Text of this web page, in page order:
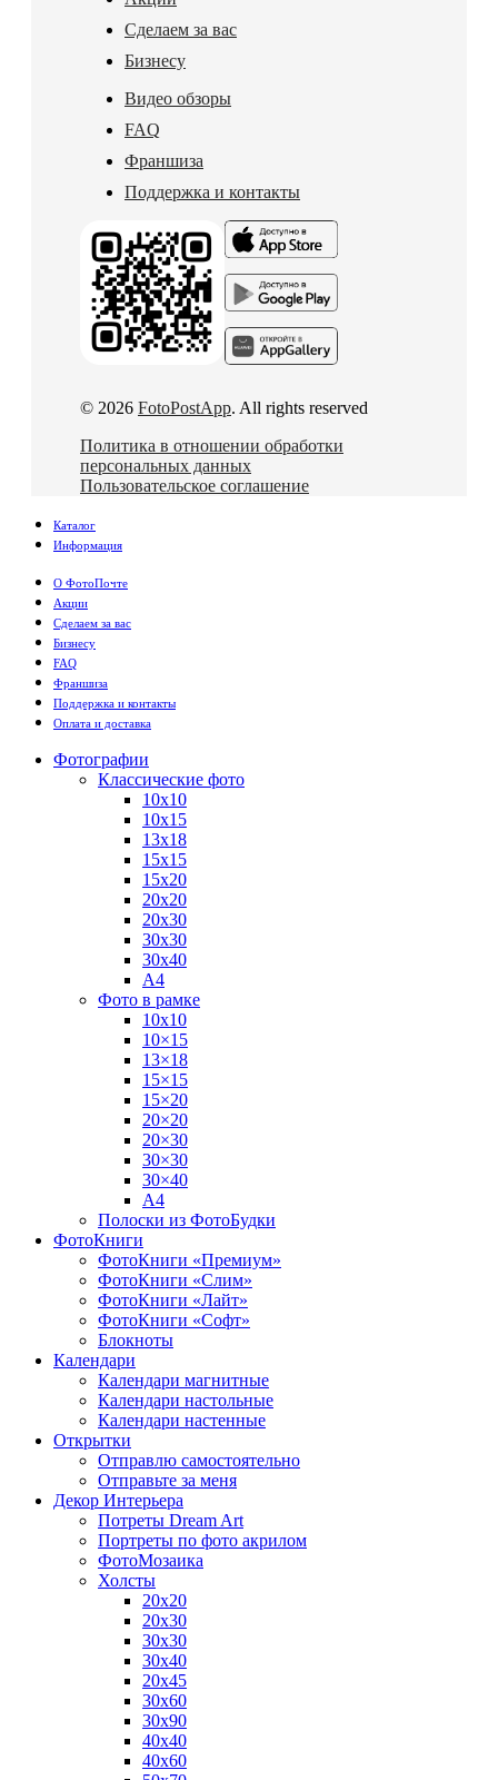
Сделаем за вас
Бизнесу
Видео обзоры
FAQ
Франшиза
Поддержка и контакты
© 2026 FotoPostApp. All rights reserved
Политика в отношении обработки
персональных данных
Пользовательское соглашение
Каталог
Информация
О ФотоПочте
Акции
Сделаем за вас
Бизнесу
FAQ
Франшиза
Поддержка и контакты
Оплата и доставка
Фотографии
Классические фото
10х10
10х15
13х18
15х15
15х20
20х20
20х30
30х30
30х40
А4
Фото в рамке
10х10
10×15
13×18
15×15
15×20
20×20
20×30
30×30
30×40
A4
Полоски из ФотоБудки
ФотоКниги
ФотоКниги «Премиум»
ФотоКниги «Слим»
ФотоКниги «Лайт»
ФотоКниги «Софт»
Блокноты
Календари
Календари магнитные
Календари настольные
Календари настенные
Открытки
Отправлю самостоятельно
Отправьте за меня
Декор Интерьера
Потреты Dream Art
Портреты по фото акрилом
ФотоМозаика
Холсты
20х20
20х30
30х30
30х40
20х45
30х60
30х90
40х40
40х60